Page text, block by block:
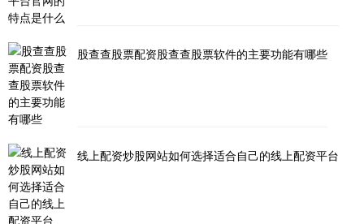
股查查股票配资股查查股票软件的主要功能有哪些
线上配资炒股网站如何选择适合自己的线上配资平台